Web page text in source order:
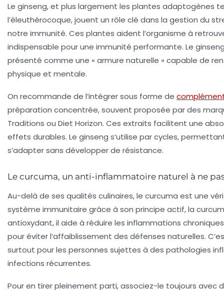
Le ginseng, et plus largement les plantes adaptogènes
l’éleuthérocoque, jouent un rôle clé dans la gestion du
notre immunité. Ces plantes aident l’organisme à
indispensable pour une immunité performante. Le
présenté comme une « armure naturelle » capable de
physique et mentale.
On recommande de l’intégrer sous forme de
préparation concentrée, souvent proposée par des
Traditions ou Diet Horizon. Ces extraits facilitent une
effets durables. Le ginseng s’utilise par cycles,
s’adapter sans développer de résistance.
Le curcuma, un anti-inflammatoire naturel à ne
Au-delà de ses qualités culinaires, le curcuma est une
système immunitaire grâce à son principe actif, la
antioxydant, il aide à réduire les inflammations
pour éviter l’affaiblissement des défenses naturelles.
surtout pour les personnes sujettes à des pathologies
infections récurrentes.
Pour en tirer pleinement parti, associez-le toujours avec